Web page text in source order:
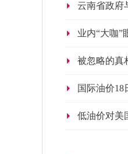
云南省政府
业内“大咖”
被忽略的真
国际油价18
低油价对美